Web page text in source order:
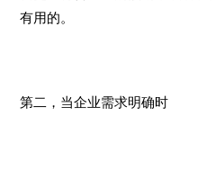
有用的。
第二，当企业需求明确时